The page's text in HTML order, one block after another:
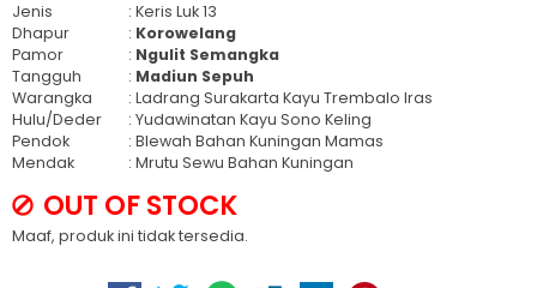
Jenis
: Keris Luk 13
Dhapur
: Korowelang
Pamor
: Ngulit Semangka
Tangguh
: Madiun Sepuh
Warangka
: Ladrang Surakarta Kayu Trembalo Iras
Hulu/Deder
: Yudawinatan Kayu Sono Keling
Pendok
: Blewah Bahan Kuningan Mamas
Mendak
: Mrutu Sewu Bahan Kuningan
OUT OF STOCK
Maaf, produk ini tidak tersedia.